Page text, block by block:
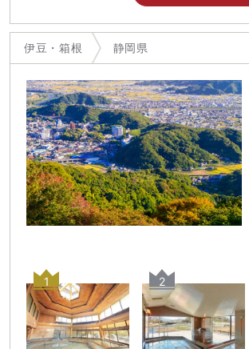
伊豆・箱根 静岡県
1
2